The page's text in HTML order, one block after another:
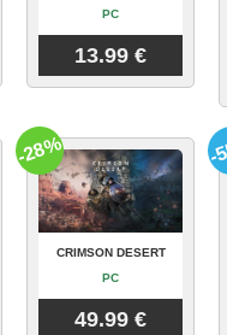
PC
13.99 €
CRIMSON DESERT
PC
49.99 €
-28% -